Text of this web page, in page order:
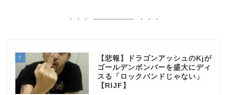
1
【悲報】ドラゴンアッシュのKjが
ゴールデンボンバーを盛大にディ
スる「ロックバンドじゃない」
【RIJF】